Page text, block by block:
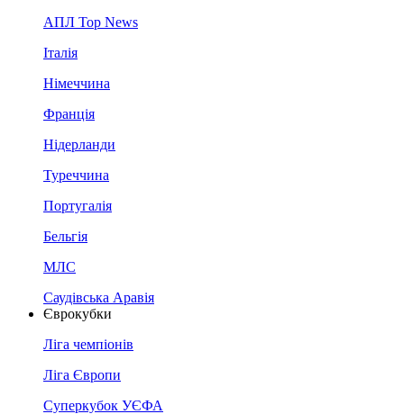
АПЛ Top News
Італія
Німеччина
Франція
Нідерланди
Туреччина
Португалія
Бельгія
МЛС
Саудівська Аравія
Єврокубки
Ліга чемпіонів
Ліга Європи
Суперкубок УЄФА